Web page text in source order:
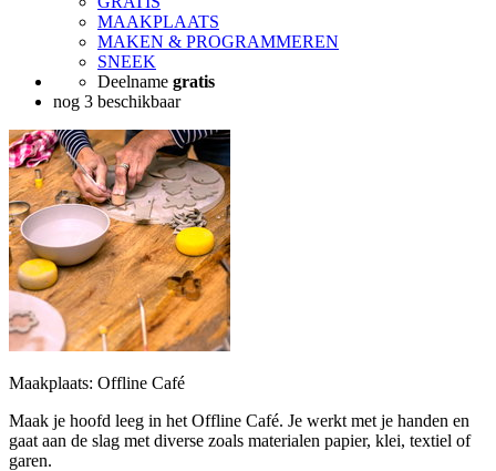
MAAKPLAATS
MAKEN & PROGRAMMEREN
SNEEK
Deelname gratis
nog 3 beschikbaar
Maakplaats: Offline Café
Maak je hoofd leeg in het Offline Café. Je werkt met je handen en
gaat aan de slag met diverse zoals materialen papier, klei, textiel of
garen.